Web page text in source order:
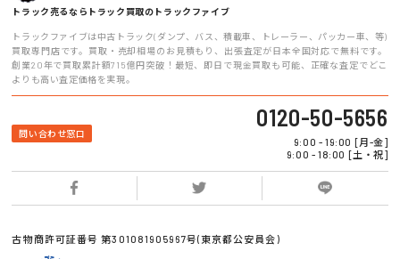
トラック売るならトラック買取のトラックファイブ
トラックファイブは中古トラック(ダンプ、バス、積載車、トレーラー、パッカー車、等)
買取専門店です。買取・売却相場のお見積もり、出張査定が日本全国対応で無料です。
創業20年で買取累計額715億円突破！最短、即日で現金買取も可能、正確な査定でどこ
よりも高い査定価格を実現。
問い合わせ窓口
0120-50-5656
9:00 - 19:00 [月-金]
9:00 - 18:00 [土・祝]
古物商許可証番号 第301081905967号(東京都公安員会)